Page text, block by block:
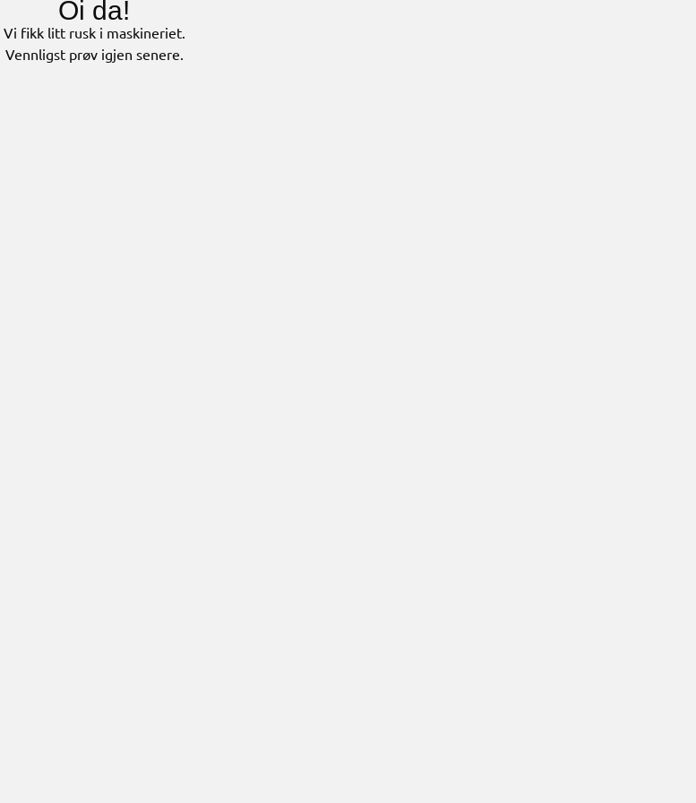
Oi da!
Vi fikk litt rusk i maskineriet.
Vennligst prøv igjen senere.